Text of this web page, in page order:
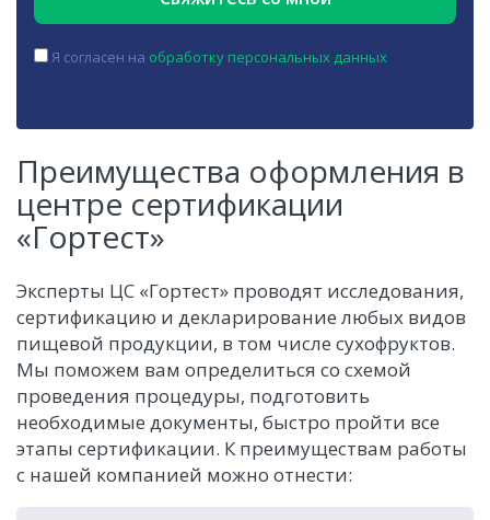
Я согласен на обработку персональных данных
Преимущества оформления в
центре сертификации
«Гортест»
Эксперты ЦС «Гортест» проводят исследования,
сертификацию и декларирование любых видов
пищевой продукции, в том числе сухофруктов.
Мы поможем вам определиться со схемой
проведения процедуры, подготовить
необходимые документы, быстро пройти все
этапы сертификации. К преимуществам работы
с нашей компанией можно отнести: